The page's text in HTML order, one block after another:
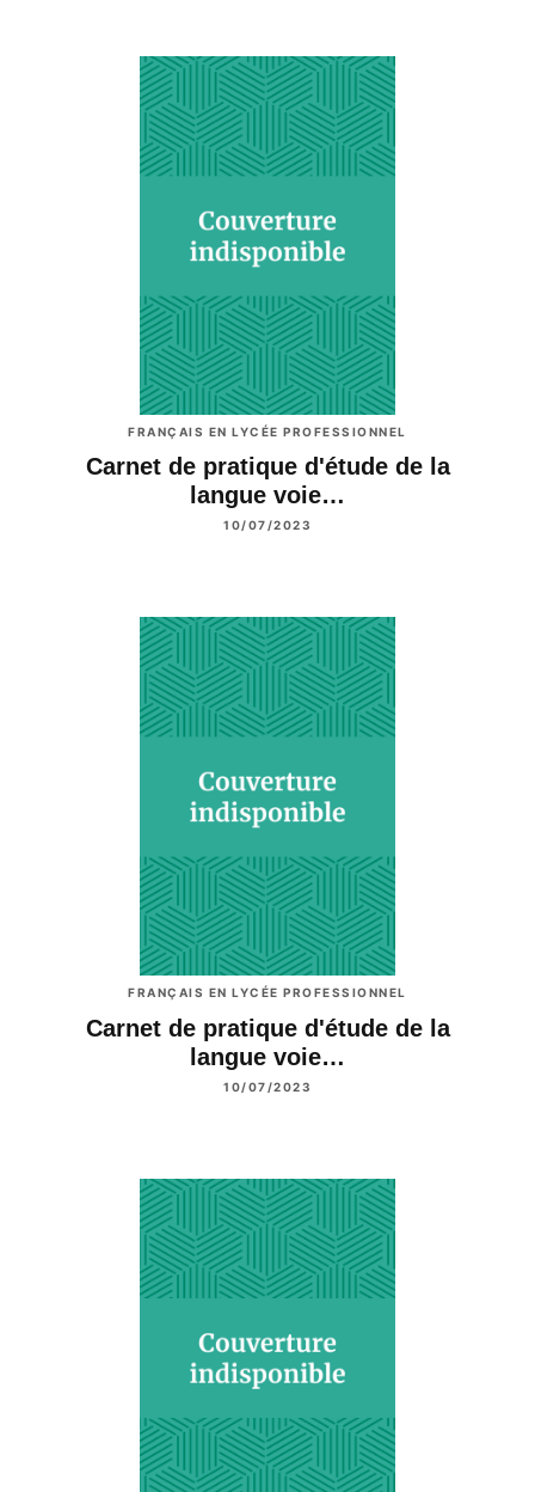
FRANÇAIS EN LYCÉE PROFESSIONNEL
Carnet de pratique d'étude de la
langue voie…
10/07/2023
FRANÇAIS EN LYCÉE PROFESSIONNEL
Carnet de pratique d'étude de la
langue voie…
10/07/2023